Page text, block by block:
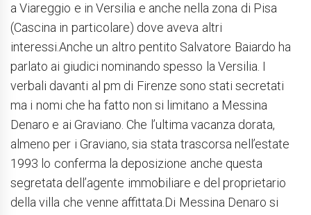
a Viareggio e in Versilia e anche nella zona di Pisa
(Cascina in particolare) dove aveva altri
interessi.Anche un altro pentito Salvatore Baiardo ha
parlato ai giudici nominando spesso la Versilia. I
verbali davanti al pm di Firenze sono stati secretati
ma i nomi che ha fatto non si limitano a Messina
Denaro e ai Graviano. Che l’ultima vacanza dorata,
almeno per i Graviano, sia stata trascorsa nell’estate
1993 lo conferma la deposizione anche questa
segretata dell’agente immobiliare e del proprietario
della villa che venne affittata.Di Messina Denaro si